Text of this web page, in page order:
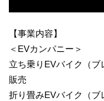
【事業内容】
＜EVカンパニー＞
立ち乗りEVバイク（ブ
販売
折り畳みEVバイク（ブ